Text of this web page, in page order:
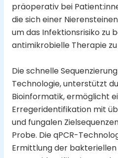
präoperativ bei
die sich einer
um das Infektionsrisiko zu
antimikrobielle Therapie
Die schnelle
Technologie, unterstützt
Bioinformatik, ermöglicht
Erregeridentifikation mit
und fungalen
Probe. Die qPCR-
Ermittlung der bakteriellen